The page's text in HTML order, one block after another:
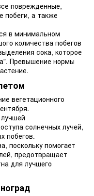
поврежденные,
побеги, а также
в минимальном
количества побегов
сока, которое
Превышение нормы
вегетационного
солнечных лучей,
побегов.
поскольку помогает
предотвращает
для лучшего